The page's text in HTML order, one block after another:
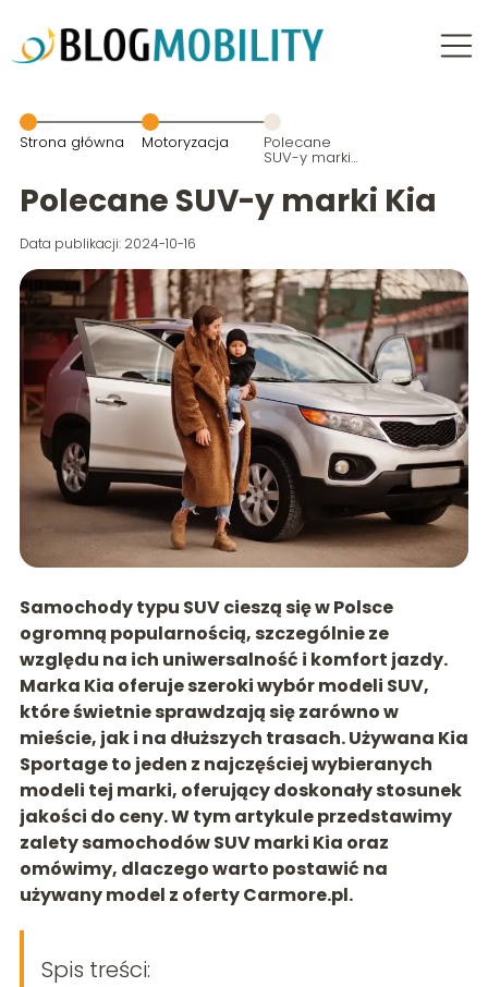
Strona główna Motoryzacja Polecane
SUV-y marki
Polecane SUV-y marki Kia
Data publikacji: 2024-10-16
Samochody typu SUV cieszą się w Polsce
ogromną popularnością, szczególnie ze
względu na ich uniwersalność i komfort jazdy.
Marka Kia oferuje szeroki wybór modeli SUV,
które świetnie sprawdzają się zarówno w
mieście, jak i na dłuższych trasach. Używana Kia
Sportage to jeden z najczęściej wybieranych
modeli tej marki, oferujący doskonały stosunek
jakości do ceny. W tym artykule przedstawimy
zalety samochodów SUV marki Kia oraz
omówimy, dlaczego warto postawić na
używany model z oferty Carmore.pl.
Spis treści: